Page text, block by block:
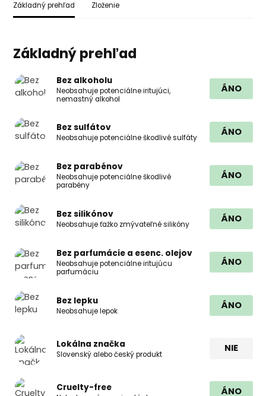
Základný prehľad Zloženie
Základný prehľad
Bez alkoholu
Neobsahuje potenciálne iritujúci,
nemastný alkohol
ÁNO
Bez sulfátov
Neobsahuje potenciálne škodlivé sulfáty
ÁNO
Bez parabénov
Neobsahuje potenciálne škodlivé
parabény
ÁNO
Bez silikónov
Neobsahuje ťažko zmývateľné silikóny
ÁNO
Bez parfumácie a esenc. olejov
Neobsahuje potenciálne iritujúcu
parfumáciu
ÁNO
Bez lepku
Neobsahuje lepok
ÁNO
Lokálna značka
Slovenský alebo český produkt
NIE
Cruelty-free ÁNO